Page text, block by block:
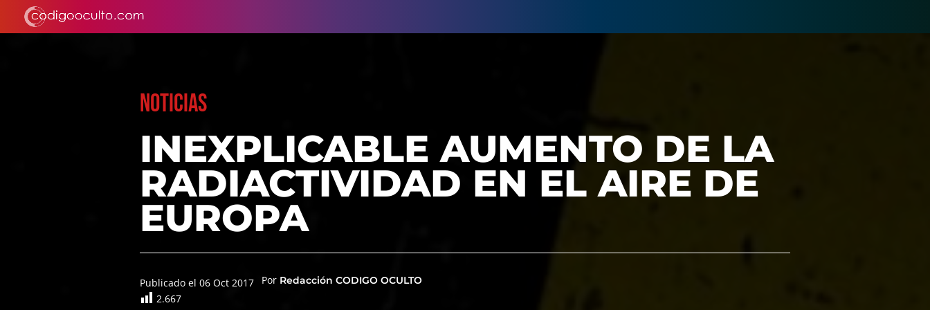
NOTICIAS
INEXPLICABLE AUMENTO DE LA
RADIACTIVIDAD EN EL AIRE DE
EUROPA
Publicado el 06 Oct 2017 Por Redacción CODIGO OCULTO
2.667